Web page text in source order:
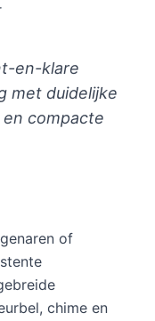
en-klare
met duidelijke
compacte
of
chime en